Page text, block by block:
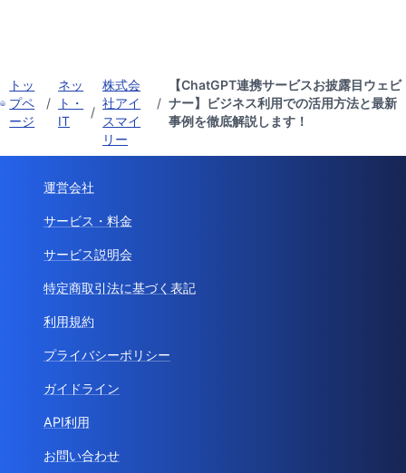
トッ
プペ
ージ
/
ネッ
ト・
IT
/
株式会
社アイ
スマイ
リー
/
【ChatGPT連携サービスお披露目ウェビ
ナー】ビジネス利用での活用方法と最新
事例を徹底解説します！
運営会社
サービス・料金
サービス説明会
特定商取引法に基づく表記
利用規約
プライバシーポリシー
ガイドライン
API利用
お問い合わせ